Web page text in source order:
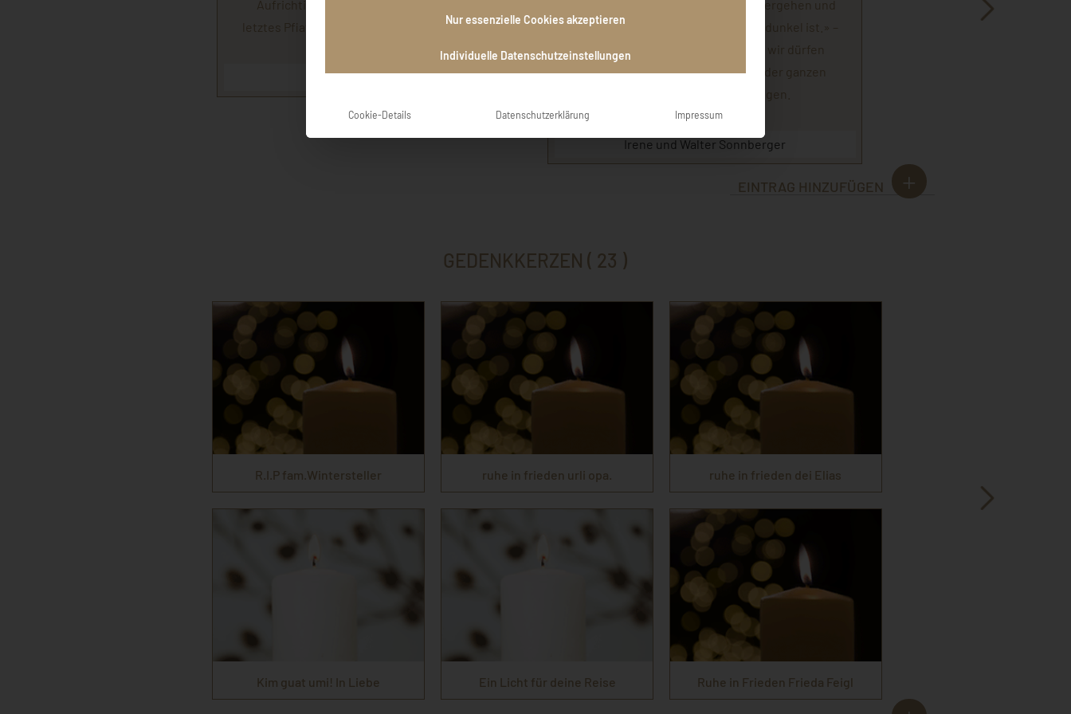
«Man sieht die Sonne langsam untergehen und
erschrickt doch, wenn es plötzlich dunkel ist.» –
Franz Kafka Liebe Trauerfamilie, wir dürfen
hiermit unser tiefstes Mitgefühl der ganzen
Familie zum Ausdruck bringen.
Irene und Walter Sonnberger
Aufrichtiges Beileid der Trauerfamilie! Ein
letztes Pfiat di lieber Nachbar , Ruhe in Frieden.
Hubert u. Marianne
EINTRAG HINZUFÜGEN
GEDENKKERZEN ( 23 )
R.I.P fam.Wintersteller ruhe in frieden urli opa. ruhe in frieden dei Elias
Kim guat umi! In Liebe Ein Licht für deine Reise Ruhe in Frieden Frieda Feigl
Nur essenzielle Cookies akzeptieren
Individuelle Datenschutzeinstellungen
Cookie-Details Datenschutzerklärung Impressum